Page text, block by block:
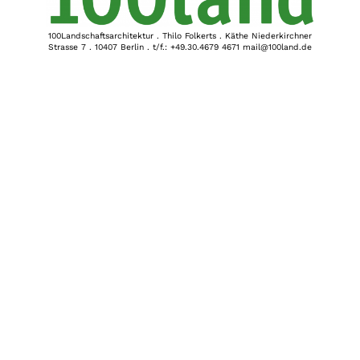
100Landschaftsarchitektur . Thilo Folkerts . Käthe Niederkirchner
Strasse 7 . 10407 Berlin . t/f.: +49.30.4679 4671 mail@100land.de